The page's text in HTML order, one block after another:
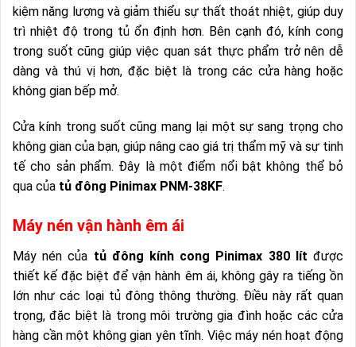
kiệm năng lượng và giảm thiểu sự thất thoát nhiệt, giúp duy
trì nhiệt độ trong tủ ổn định hơn. Bên cạnh đó, kính cong
trong suốt cũng giúp việc quan sát thực phẩm trở nên dễ
dàng và thú vị hơn, đặc biệt là trong các cửa hàng hoặc
không gian bếp mở.
Cửa kính trong suốt cũng mang lại một sự sang trọng cho
không gian của bạn, giúp nâng cao giá trị thẩm mỹ và sự tinh
tế cho sản phẩm. Đây là một điểm nổi bật không thể bỏ
qua của tủ đông Pinimax PNM-38KF.
Máy nén vận hành êm ái
Máy nén của tủ đông kính cong Pinimax 380 lít được
thiết kế đặc biệt để vận hành êm ái, không gây ra tiếng ồn
lớn như các loại tủ đông thông thường. Điều này rất quan
trọng, đặc biệt là trong môi trường gia đình hoặc các cửa
hàng cần một không gian yên tĩnh. Việc máy nén hoạt động